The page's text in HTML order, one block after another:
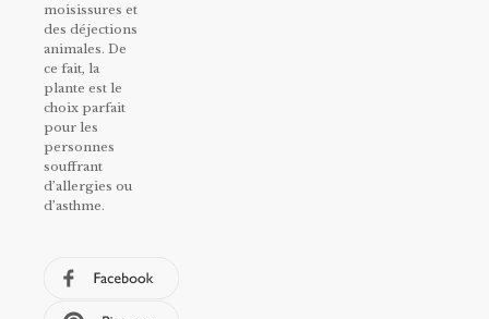
moisissures et
des déjections
animales. De
ce fait, la
plante est le
choix parfait
pour les
personnes
souffrant
d’allergies ou
d’asthme.